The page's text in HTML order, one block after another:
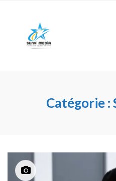
Catégorie :